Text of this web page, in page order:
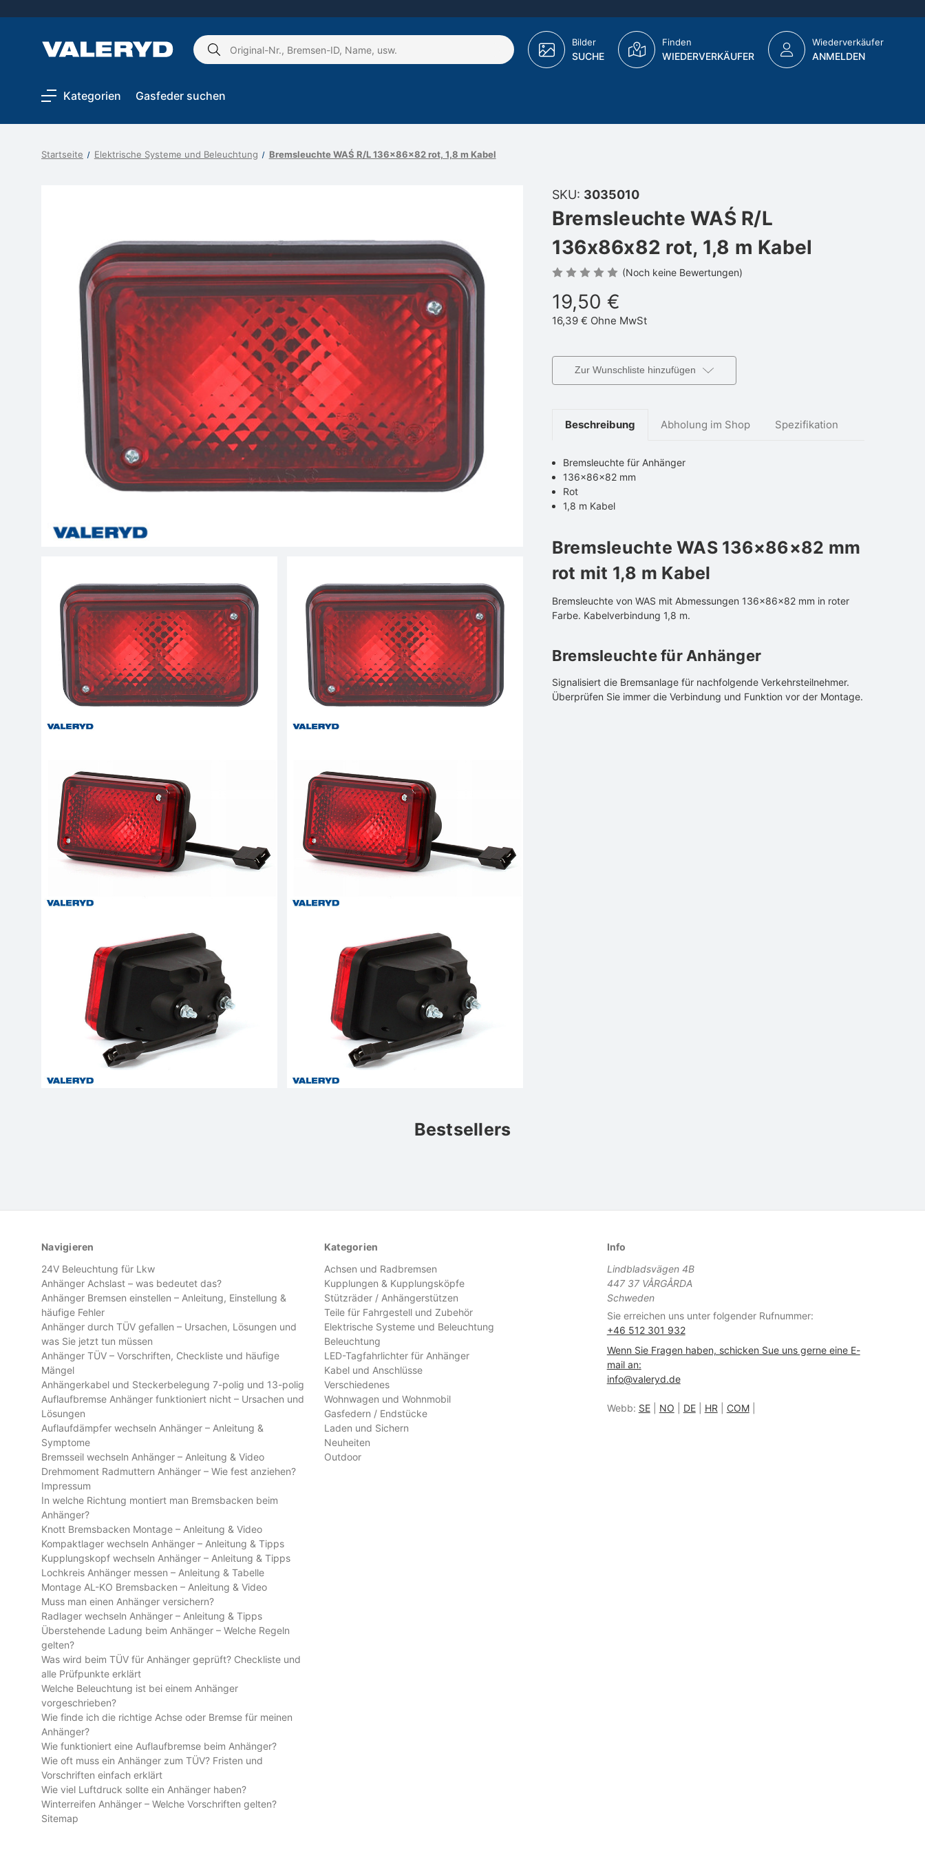
Schlagwort
Bilder
SUCHE
Finden
WIEDERVERKÄUFER
Wiederverkäufer
ANMELDEN
Kategorien Gasfeder suchen
Startseite Elektrische Systeme und Beleuchtung Bremsleuchte WAŚ R/L 136x86x82 rot, 1,8 m Kabel
SKU: 3035010
Bremsleuchte WAŚ R/L
136x86x82 rot, 1,8 m Kabel
(Noch keine Bewertungen)
19,50 €
16,39 € Ohne MwSt
Zur Wunschliste hinzufügen
Beschreibung Abholung im Shop Spezifikation
Bremsleuchte für Anhänger
136×86×82 mm
Rot
1,8 m Kabel
Bremsleuchte WAS 136×86×82 mm
rot mit 1,8 m Kabel
Bremsleuchte von WAS mit Abmessungen 136×86×82 mm in roter
Farbe. Kabelverbindung 1,8 m.
Bremsleuchte für Anhänger
Signalisiert die Bremsanlage für nachfolgende Verkehrsteilnehmer.
Überprüfen Sie immer die Verbindung und Funktion vor der Montage.
Bestsellers
Navigieren
24V Beleuchtung für Lkw
Anhänger Achslast – was bedeutet das?
Anhänger Bremsen einstellen – Anleitung, Einstellung &
häufige Fehler
Anhänger durch TÜV gefallen – Ursachen, Lösungen und
was Sie jetzt tun müssen
Anhänger TÜV – Vorschriften, Checkliste und häufige
Mängel
Anhängerkabel und Steckerbelegung 7-polig und 13-polig
Auflaufbremse Anhänger funktioniert nicht – Ursachen und
Lösungen
Auflaufdämpfer wechseln Anhänger – Anleitung &
Symptome
Bremsseil wechseln Anhänger – Anleitung & Video
Drehmoment Radmuttern Anhänger – Wie fest anziehen?
Impressum
In welche Richtung montiert man Bremsbacken beim
Anhänger?
Knott Bremsbacken Montage – Anleitung & Video
Kompaktlager wechseln Anhänger – Anleitung & Tipps
Kupplungskopf wechseln Anhänger – Anleitung & Tipps
Lochkreis Anhänger messen – Anleitung & Tabelle
Montage AL-KO Bremsbacken – Anleitung & Video
Muss man einen Anhänger versichern?
Radlager wechseln Anhänger – Anleitung & Tipps
Überstehende Ladung beim Anhänger – Welche Regeln
gelten?
Was wird beim TÜV für Anhänger geprüft? Checkliste und
alle Prüfpunkte erklärt
Welche Beleuchtung ist bei einem Anhänger
vorgeschrieben?
Wie finde ich die richtige Achse oder Bremse für meinen
Anhänger?
Wie funktioniert eine Auflaufbremse beim Anhänger?
Wie oft muss ein Anhänger zum TÜV? Fristen und
Vorschriften einfach erklärt
Wie viel Luftdruck sollte ein Anhänger haben?
Winterreifen Anhänger – Welche Vorschriften gelten?
Sitemap
Kategorien
Achsen und Radbremsen
Kupplungen & Kupplungsköpfe
Stützräder / Anhängerstützen
Teile für Fahrgestell und Zubehör
Elektrische Systeme und Beleuchtung
Beleuchtung
LED-Tagfahrlichter für Anhänger
Kabel und Anschlüsse
Verschiedenes
Wohnwagen und Wohnmobil
Gasfedern / Endstücke
Laden und Sichern
Neuheiten
Outdoor
Info
Lindbladsvägen 4B
447 37 VÅRGÅRDA
Schweden
Sie erreichen uns unter folgender Rufnummer:
+46 512 301 932
Wenn Sie Fragen haben, schicken Sue uns gerne eine E-
mail an:
info@valeryd.de
Webb: SE| NO DE| HR COM|